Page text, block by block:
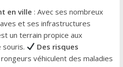
en ville : Avec ses nombreux
et ses infrastructures
un terrain propice aux
Des risques
véhiculent des maladies